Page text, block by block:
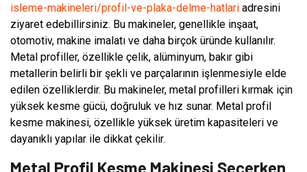
isleme-makineleri/profil-ve-plaka-delme-hatlari adresini
ziyaret edebillirsiniz. Bu makineler, genellikle inşaat,
otomotiv, makine imalatı ve daha birçok üründe kullanılır.
Metal profiller, özellikle çelik, alüminyum, bakır gibi
metallerin belirli bir şekli ve parçalarının işlenmesiyle elde
edilen özelliklerdir. Bu makineler, metal profilleri kırmak için
yüksek kesme gücü, doğruluk ve hız sunar. Metal profil
kesme makinesi, özellikle yüksek üretim kapasiteleri ve
dayanıklı yapılar ile dikkat çekilir.
Metal Profil Kesme Makinesi Seçerken